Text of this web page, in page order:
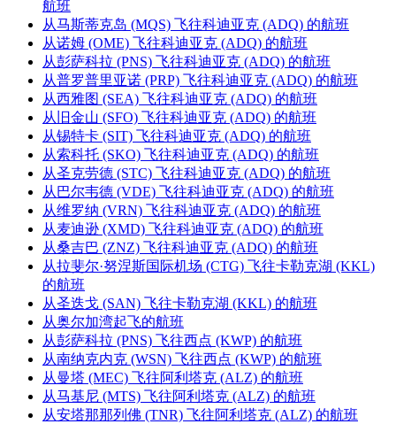
航班
从马斯蒂克岛 (MQS) 飞往科迪亚克 (ADQ) 的航班
从诺姆 (OME) 飞往科迪亚克 (ADQ) 的航班
从彭萨科拉 (PNS) 飞往科迪亚克 (ADQ) 的航班
从普罗普里亚诺 (PRP) 飞往科迪亚克 (ADQ) 的航班
从西雅图 (SEA) 飞往科迪亚克 (ADQ) 的航班
从旧金山 (SFO) 飞往科迪亚克 (ADQ) 的航班
从锡特卡 (SIT) 飞往科迪亚克 (ADQ) 的航班
从索科托 (SKO) 飞往科迪亚克 (ADQ) 的航班
从圣克劳德 (STC) 飞往科迪亚克 (ADQ) 的航班
从巴尔韦德 (VDE) 飞往科迪亚克 (ADQ) 的航班
从维罗纳 (VRN) 飞往科迪亚克 (ADQ) 的航班
从麦迪逊 (XMD) 飞往科迪亚克 (ADQ) 的航班
从桑吉巴 (ZNZ) 飞往科迪亚克 (ADQ) 的航班
从拉斐尔·努涅斯国际机场 (CTG) 飞往卡勒克湖 (KKL)
的航班
从圣迭戈 (SAN) 飞往卡勒克湖 (KKL) 的航班
从奥尔加湾起飞的航班
从彭萨科拉 (PNS) 飞往西点 (KWP) 的航班
从南纳克内克 (WSN) 飞往西点 (KWP) 的航班
从曼塔 (MEC) 飞往阿利塔克 (ALZ) 的航班
从马基尼 (MTS) 飞往阿利塔克 (ALZ) 的航班
从安塔那那列佛 (TNR) 飞往阿利塔克 (ALZ) 的航班